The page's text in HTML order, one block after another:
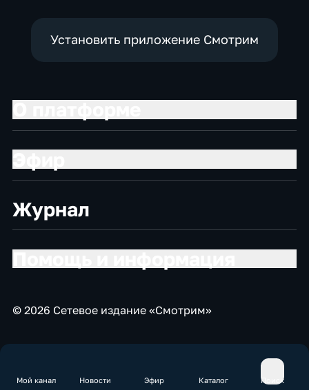
Мой канал Новости Эфир Каталог Поиск
Установить приложение Смотрим
Журнал
© 2026 Сетевое издание «Смотрим»